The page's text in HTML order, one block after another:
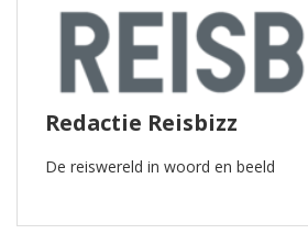
Redactie Reisbizz
De reiswereld in woord en beeld